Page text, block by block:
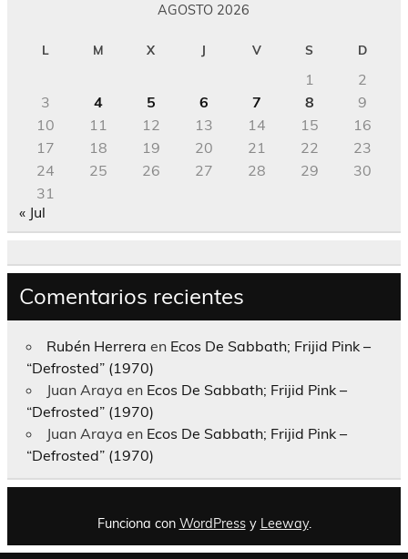
AGOSTO 2026
L M X J V S D
1
2
3
4 5 6 7 8
9
10
11 12 13 14 15
16
17
18 19 20 21 22
23
24
25 26 27 28 29
30
31
« Jul
Comentarios recientes
Rubén Herrera en Ecos De Sabbath; Frijid Pink –
“Defrosted” (1970)
Juan Araya en Ecos De Sabbath; Frijid Pink –
“Defrosted” (1970)
Juan Araya en Ecos De Sabbath; Frijid Pink –
“Defrosted” (1970)
Funciona con WordPressy Leeway.